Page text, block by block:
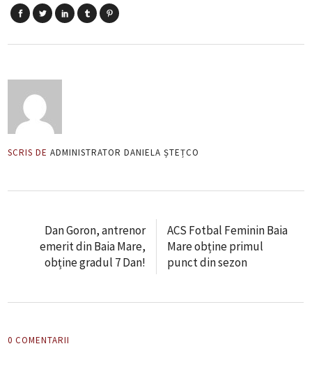
SCRIS DE ADMINISTRATOR DANIELA ȘTEȚCO
Dan Goron, antrenor
emerit din Baia Mare,
obține gradul 7 Dan!
ACS Fotbal Feminin Baia
Mare obține primul
punct din sezon
0 COMENTARII